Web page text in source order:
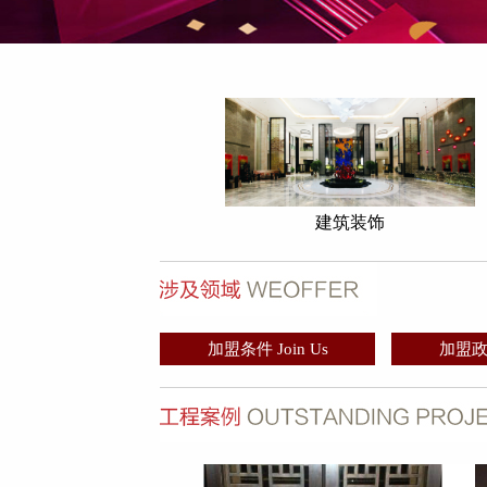
建筑装饰
加盟条件 Join Us 加盟